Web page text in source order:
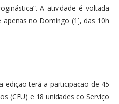
A atividade é voltada
no Domingo (1), das 10h
edição terá a participação de 45
(CEU) e 18 unidades do Serviço